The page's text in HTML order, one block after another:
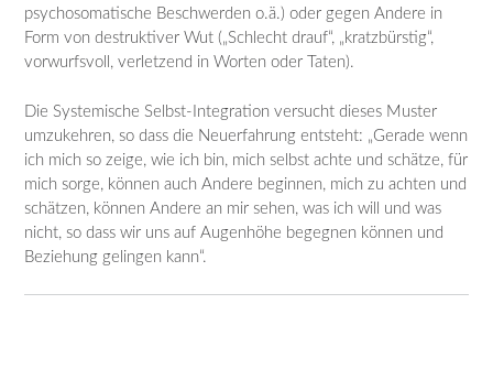
psychosomatische Beschwerden o.ä.) oder gegen Andere in
Form von destruktiver Wut („Schlecht drauf“, „kratzbürstig“,
vorwurfsvoll, verletzend in Worten oder Taten).
Die Systemische Selbst-Integration versucht dieses Muster
umzukehren, so dass die Neuerfahrung entsteht: „Gerade wenn
ich mich so zeige, wie ich bin, mich selbst achte und schätze, für
mich sorge, können auch Andere beginnen, mich zu achten und
schätzen, können Andere an mir sehen, was ich will und was
nicht, so dass wir uns auf Augenhöhe begegnen können und
Beziehung gelingen kann“.